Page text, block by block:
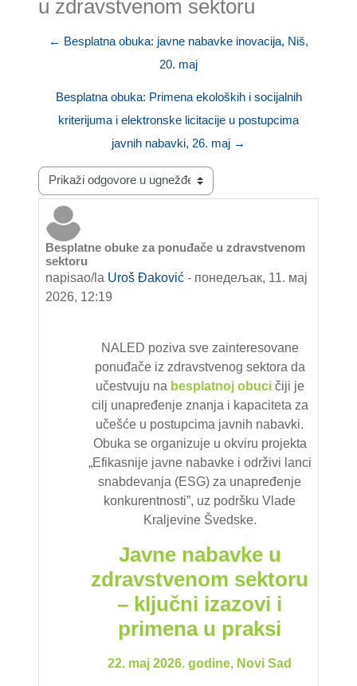
u zdravstvenom sektoru
← Besplatna obuka: javne nabavke inovacija, Niš,
20. maj
Besplatna obuka: Primena ekoloških i socijalnih
kriterijuma i elektronske licitacije u postupcima
javnih nabavki, 26. maj →
Način prikazivanja
Besplatne obuke za ponuđače u zdravstvenom
sektoru
napisao/la Uroš Đaković - понедељак, 11. мај
2026, 12:19
Broj odgovora: 0
NALED poziva sve zainteresovane
ponuđače iz zdravstvenog sektora da
učestvuju na besplatnoj obuci čiji je
cilj unapređenje znanja i kapaciteta za
učešće u postupcima javnih nabavki.
Obuka se organizuje u okviru projekta
„Efikasnije javne nabavke i održivi lanci
snabdevanja (ESG) za unapređenje
konkurentnosti”, uz podršku Vlade
Kraljevine Švedske.
Javne nabavke u
zdravstvenom sektoru
– ključni izazovi i
primena u praksi
22. maj 2026. godine, Novi Sad